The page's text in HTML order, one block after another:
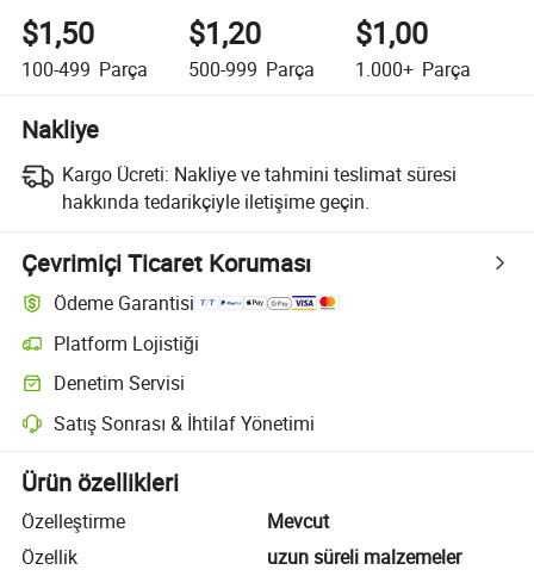
$1,50
100-499 Parça
$1,20
500-999 Parça
$1,00
1.000+ Parça
Nakliye
Kargo Ücreti: Nakliye ve tahmini teslimat süresi
hakkında tedarikçiyle iletişime geçin.
Çevrimiçi Ticaret Koruması
Ödeme Garantisi
Platform Lojistiği
Platform destekli lojistik ile daha net gönderi takibi
Denetim Servisi
Seçime bağlı ön sevkiyat denetimi kalite ve miktar kontrolleri için
Satış Sonrası & İhtilaf Yönetimi
Platform destekli uyuşmazlık çözümü, uygun olduğunda iade veya
Ürün özellikleri
Özelleştirme
Mevcut
Özellik
uzun süreli malzemeler